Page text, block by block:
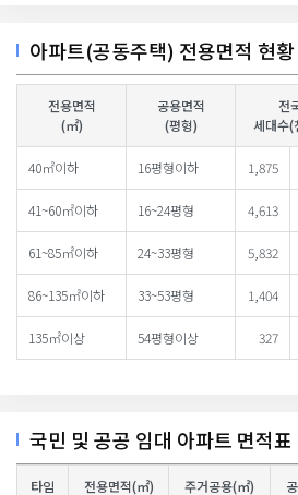
아파트(공동주택) 전용면적 현황
전용면적
(㎡)
공용면적
(평형)
전
세대수
40㎡이하 16평형이하 1,875
41~60㎡이하 16~24평형 4,613
61~85㎡이하 24~33평형 5,832
86~135㎡이하 33~53평형 1,404
135㎡이상 54평형이상 327
국민 및 공공 임대 아파트 면적표
타임 전용면적(㎡) 주거공용(㎡)